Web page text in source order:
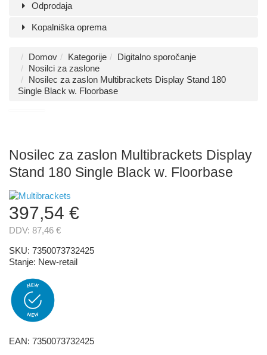
Odprodaja
Kopalniška oprema
Domov Kategorije
Digitalno sporočanje
Nosilci za zaslone
Nosilec za zaslon Multibrackets Display Stand 180
Single Black w. Floorbase
Nosilec za zaslon Multibrackets Display
Stand 180 Single Black w. Floorbase
397,54 €
DDV: 87,46 €
SKU: 7350073732425
Stanje: New-retail
EAN: 7350073732425